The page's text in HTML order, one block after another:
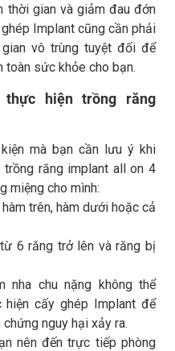
thời gian và giảm đau đớn
Implant cũng cần phải
vô trùng tuyệt đối để
toàn sức khỏe cho bạn.
thực hiện trồng răng
mà bạn cần lưu ý khi
trồng răng implant all on 4
miệng cho mình:
trên, hàm dưới hoặc cả
6 răng trở lên và răng bị
nha chu nặng không thể
cấy ghép Implant để
nguy hại xảy ra.
nên đến trực tiếp phòng